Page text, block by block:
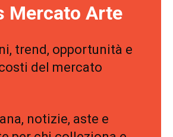
Mercato Arte
trend, opportunità e
del mercato
notizie, aste e